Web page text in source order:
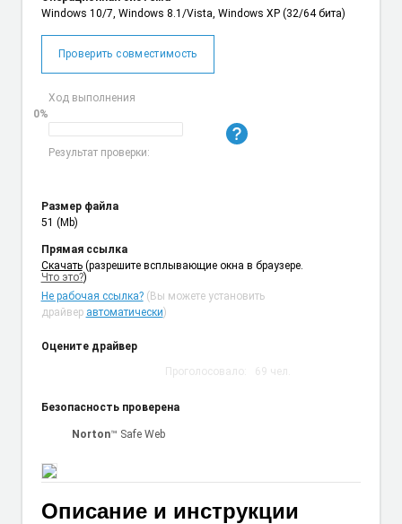
Windows 10/7, Windows 8.1/Vista, Windows XP (32/64 бита)
Проверить совместимость
Ход выполнения
0%
Результат проверки:
Размер файла
51 (Mb)
Прямая ссылка
Cкачать (разрешите всплывающие окна в браузере.
Что это?)
Не рабочая ссылка?(Вы можете установить
драйвер автоматически)
Оцените драйвер
Проголосовало: 69 чел.
Безопасность проверена
Norton™ Safe Web
Описание и инструкции